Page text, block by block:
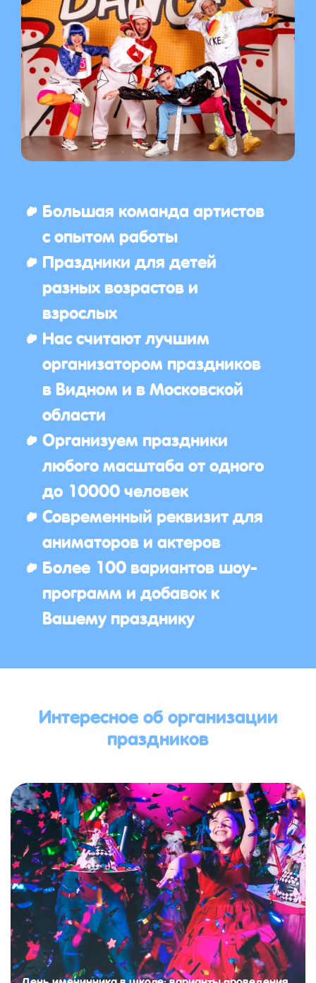
Большая команда артистов
с опытом работы
Праздники для детей
разных возрастов и
взрослых
Нас считают лучшим
организатором праздников
в Видном и в Московской
области
Организуем праздники
любого масштаба от одного
до 10000 человек
Современный реквизит для
аниматоров и актеров
Более 100 вариантов шоу-
программ и добавок к
Вашему празднику
Интересное об организации
праздников